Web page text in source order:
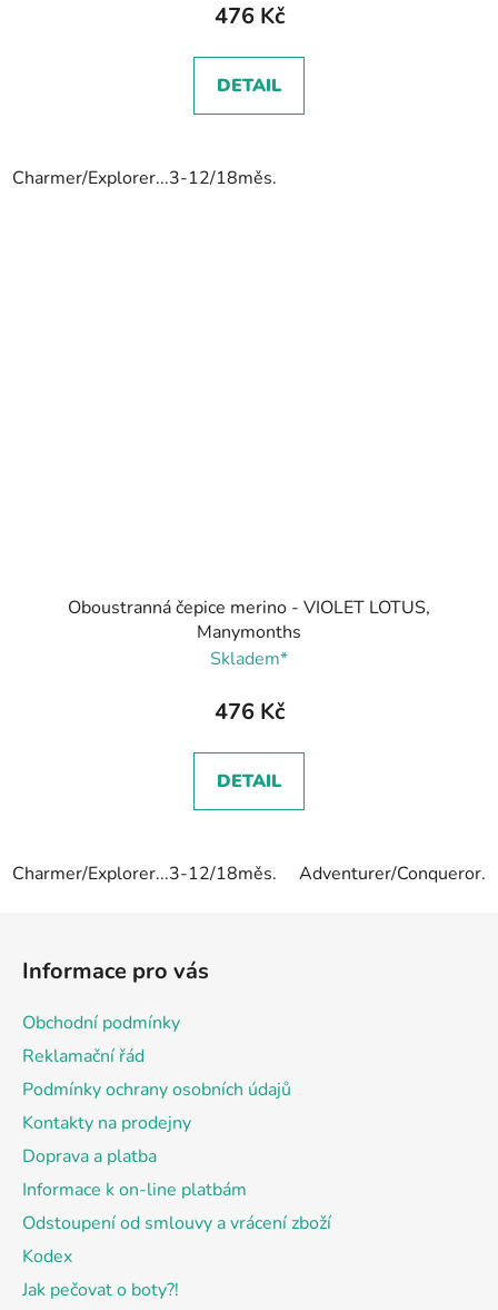
476 Kč
DETAIL
Charmer/Explorer...3-12/18měs.
Oboustranná čepice merino - VIOLET LOTUS,
Manymonths
Skladem*
476 Kč
DETAIL
Charmer/Explorer...3-12/18měs. Adventurer/
Informace pro vás
Obchodní podmínky
Reklamační řád
Podmínky ochrany osobních údajů
Kontakty na prodejny
Doprava a platba
Informace k on-line platbám
Odstoupení od smlouvy a vrácení zboží
Kodex
Jak pečovat o boty?!